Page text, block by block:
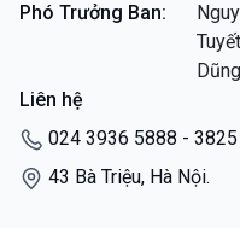
Thanh âm ký sự
Chân dung cuộc sống
Các chương trình đặc biệt
Phó Trưởng Ban:
Liên hệ
024 3936 5888 - 3825
43 Bà Triệu, Hà Nội.